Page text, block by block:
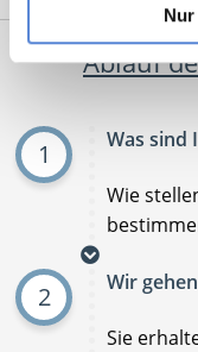
Ablauf
1 Was sind
Wie
2 Wir
Sie